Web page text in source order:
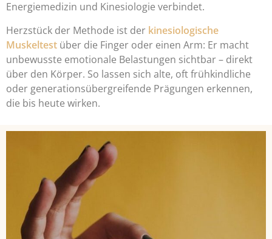
Energiemedizin und Kinesiologie verbindet.
Herzstück der Methode ist der kinesiologische
Muskeltest über die Finger oder einen Arm: Er macht
unbewusste emotionale Belastungen sichtbar – direkt
über den Körper. So lassen sich alte, oft frühkindliche
oder generationsübergreifende Prägungen erkennen,
die bis heute wirken.